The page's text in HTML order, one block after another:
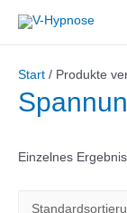
Inhalt
Start / Produkte
Einzelnes